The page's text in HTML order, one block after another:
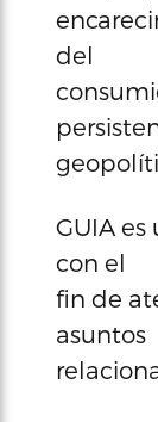
del
GUIA
con el
fin de
asuntos